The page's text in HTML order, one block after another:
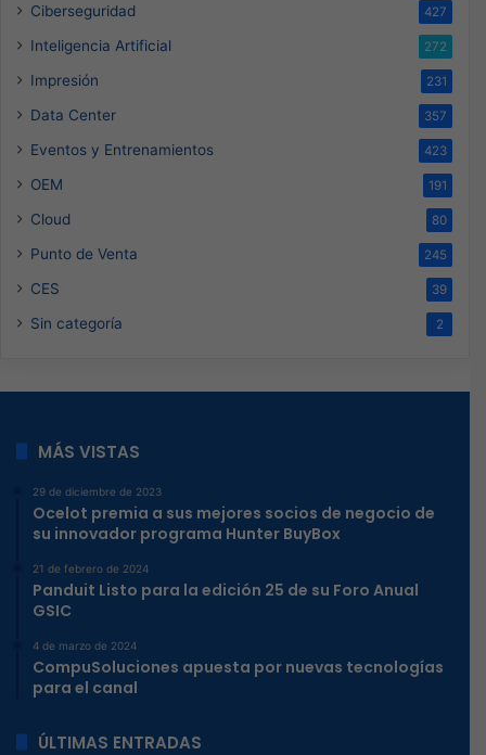
Ciberseguridad 427
Inteligencia Artificial 272
Impresión 231
Data Center 357
Eventos y Entrenamientos 423
OEM 191
Cloud 80
Punto de Venta 245
CES 39
Sin categoría 2
MÁS VISTAS
29 de diciembre de 2023
Ocelot premia a sus mejores socios de negocio de
su innovador programa Hunter BuyBox
21 de febrero de 2024
Panduit Listo para la edición 25 de su Foro Anual
GSIC
4 de marzo de 2024
CompuSoluciones apuesta por nuevas tecnologías
para el canal
ÚLTIMAS ENTRADAS